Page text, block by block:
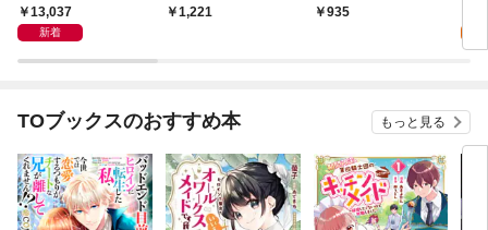
時～三英傑に嫌われた
不運な男、朽木基綱の
13,037
新着
た不運な男、朽木基綱
1,221
は逃げられない
935
TOブックスのおすすめ本 もっと見る